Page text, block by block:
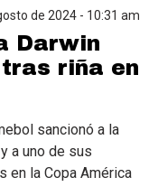
de 2024 - 10:31 am
Darwin
riña en
sancionó a la
a uno de sus
en la Copa América